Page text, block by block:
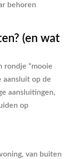
behoren
(en wat
rondje “mooie
aansluit op de
aansluitingen,
op
van buiten